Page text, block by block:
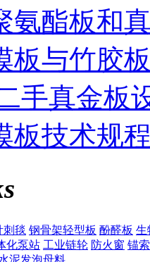
氨酯板和
板与竹胶
手真金板
板技术规
刺毯 钢骨架轻型板 酚醛板 生
化泵站 工业链轮 防火窗 锚索
泥发泡母料